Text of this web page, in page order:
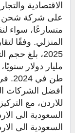
الاقتصادية
على شركة شحن
متسارعًا، سواء
المنزلي. وفقًا
طن
أفضل الشركات
للاردن، مع
السعودية الى
السعودية الى